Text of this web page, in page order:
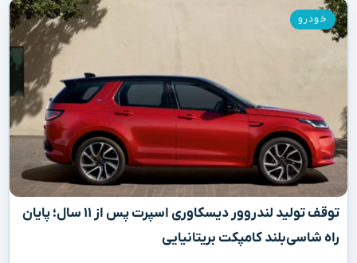
توقف تولید لندروور دیسکاوری اسپرت پس از ۱۱ سال؛ پایان
راه شاسی‌بلند کامپکت بریتانیایی
خودرو